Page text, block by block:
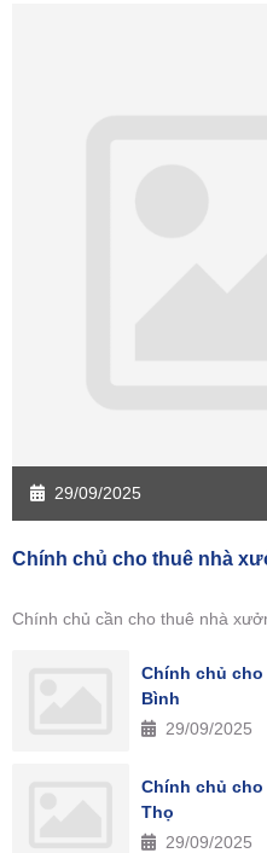
29/09/2025
Chính chủ cho thuê nhà
Chính chủ cần cho thuê nhà
Chính chủ
Bình
29/09/2025
Chính chủ
Thọ
29/09/2025